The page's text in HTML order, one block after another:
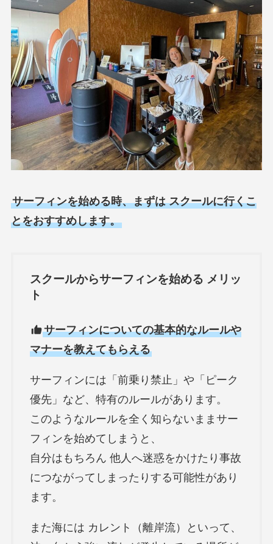
サーフィンを始める時、まずは スクールに行くこ
とをおすすめします。
スクールからサーフィンを始める メリッ
ト
サーフィンについての基本的なルールや
マナーを教えてもらえる
サーフィンには「前乗り禁止」や「ピーク
優先」など、特有のルールがあります。
このようなルールを全く知らないままサー
フィンを始めてしまうと、
自分はもちろん 他人へ迷惑をかけたり事故
につながってしまったりする可能性があり
ます。
また海には カレント（離岸流）といって、